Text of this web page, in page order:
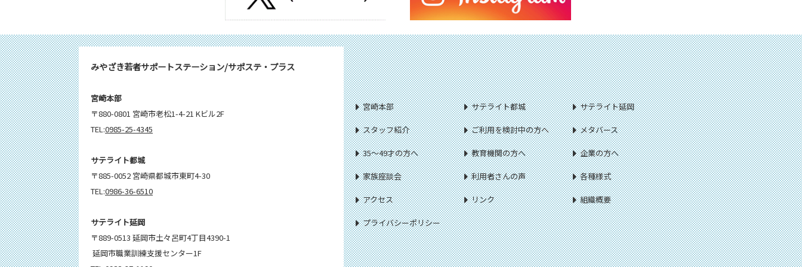
みやざき若者サポートステーション/サポステ・プラス
宮崎本部
〒880-0801 宮崎市老松1-4-21 Kビル2F
TEL:0985-25-4345
サテライト都城
〒885-0052 宮崎県都城市東町4-30
TEL:0986-36-6510
サテライト延岡
〒889-0513 延岡市土々呂町4丁目4390-1
延岡市職業訓練支援センター1F
宮崎本部 サテライト都城 サテライト延岡
スタッフ紹介 ご利用を検討中の方へ メタバース
35～49才の方へ 教育機関の方へ 企業の方へ
家族座談会 利用者さんの声 各種様式
アクセス リンク 組織概要
プライバシーポリシー